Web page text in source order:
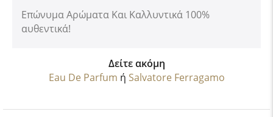
Επώνυμα Αρώματα Και Καλλυντικά 100%
αυθεντικά!
Δείτε ακόμη
Eau De Parfum ή Salvatore Ferragamo